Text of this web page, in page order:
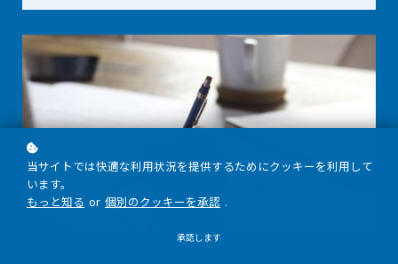
当サイトでは快適な利用状況を提供するためにクッキーを利用して
います。
もっと知る or 個別のクッキーを承認 .
承認します